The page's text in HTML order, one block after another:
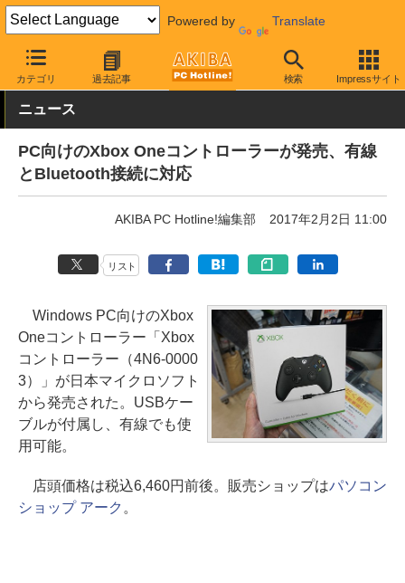
Powered by Translate
カテゴリ 過去記事 検索 Impressサイト
AKIBA PC Hotline! PC周辺機器 ゲーミングデバイス ゲームパ
ニュース
PC向けのXbox Oneコントローラーが発売、有線
とBluetooth接続に対応
AKIBA PC Hotline!編集部 2017年2月2日 11:00
リスト
Windows PC向けのXbox
Oneコントローラー「Xbox
コントローラー（4N6-0000
3）」が日本マイクロソフト
から発売された。USBケー
ブルが付属し、有線でも使
用可能。
店頭価格は税込6,460円前後。販売ショップはパソコン
ショップ アーク 。